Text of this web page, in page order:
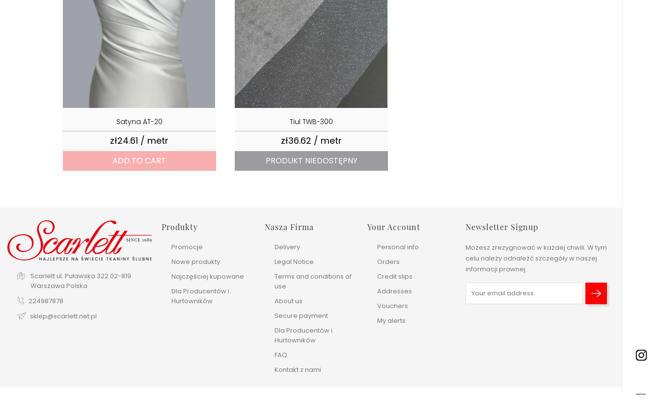
Satyna AT-20
zł24.61 / metr
ADD TO CART
Tiul TWB-300
zł36.62 / metr
PRODUKT NIEDOSTĘPNY
Scarlett ul. Puławska 322 02-819
Warszawa Polska
224987878
sklep@scarlett.net.pl
Produkty
Promocje
Nowe produkty
Najczęściej kupowane
Dla Producentów i
Hurtowników
Nasza Firma
Delivery
Legal Notice
Terms and conditions of
use
About us
Secure payment
Dla Producentów i
Hurtowników
FAQ
Kontakt z nami
Your Account
Personal info
Orders
Credit slips
Addresses
Vouchers
My alerts
Newsletter Signup
Możesz zrezygnować w każdej chwili. W tym
celu należy odnaleźć szczegóły w naszej
informacji prawnej.